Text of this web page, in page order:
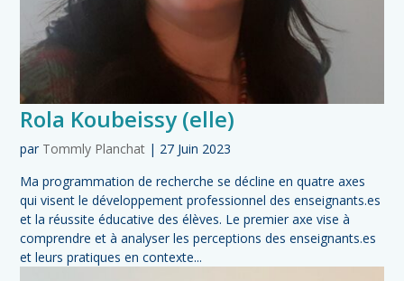
Rola Koubeissy (elle)
par Tommly Planchat | 27 Juin 2023
Ma programmation de recherche se décline en quatre axes
qui visent le développement professionnel des enseignants.es
et la réussite éducative des élèves. Le premier axe vise à
comprendre et à analyser les perceptions des enseignants.es
et leurs pratiques en contexte...